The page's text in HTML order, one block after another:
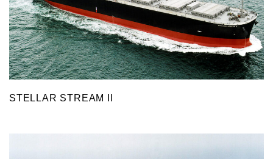
STELLAR STREAM II